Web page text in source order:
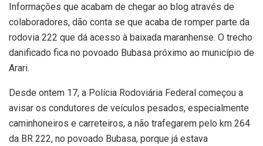
Informações que acabam de chegar ao blog através de
colaboradores, dão conta se que acaba de romper parte da
rodovia 222 que dá acesso à baixada maranhense. O trecho
danificado fica no povoado Bubasa próximo ao município de
Arari.
Desde ontem 17, a Polícia Rodoviária Federal começou a
avisar os condutores de veículos pesados, especialmente
caminhoneiros e carreteiros, a não trafegarem pelo km 264
da BR 222, no povoado Bubasa, porque já estava